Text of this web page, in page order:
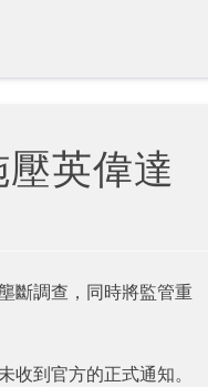
英偉達
斷調查，同時將監管重
到官方的正式通知。